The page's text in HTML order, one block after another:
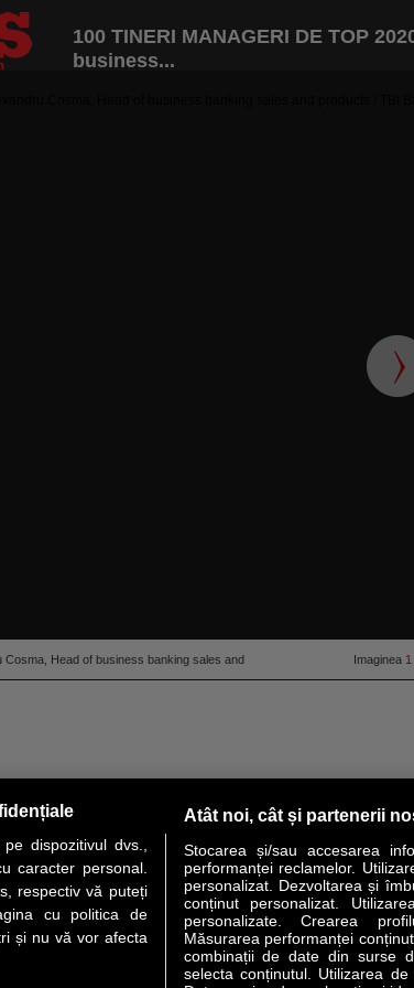
100 TINERI MANAGERI DE TOP
business...
Head of business banking sales and Imaginea 1
face să sper că voi avea în continuare ocazia să creez valoare
COVER STORY LIDERI ANALIZE HI-TECH
dispozitivul dvs.,
caracter personal.
respectiv vă puteți
cu politica de
și nu vă vor afecta
Atât noi, cât și partenerii
Stocarea și/sau accesarea
performanței reclamelor.
personalizat. Dezvoltarea și
conținut personalizat.
personalizate. Crearea
Măsurarea performanței
combinații de date din surse
selecta conținutul. Utilizarea